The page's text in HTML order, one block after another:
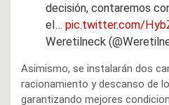
decisión, contaremos
el… pic.twitter.com/
Weretilneck
Asimismo, se instalarán dos
racionamiento y descanso de
garantizando mejores